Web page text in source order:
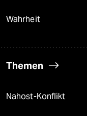
Wahrheit
Themen
Nahost-Konflikt